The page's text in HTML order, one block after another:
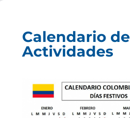
Calendario de
Actividades